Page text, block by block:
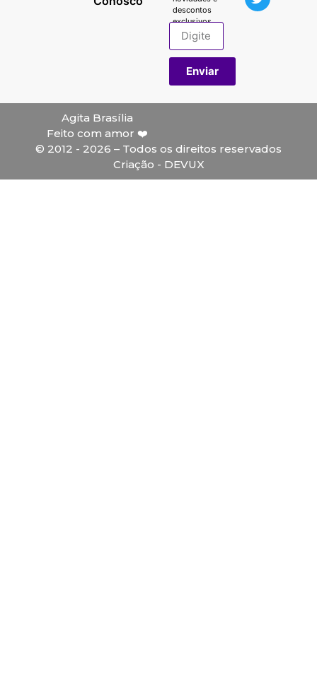
descontos
exclusivos.
Enviar
Agita Brasília
Feito com amor ❤️
© 2012 - 2026 – Todos os direitos reservados
Criação - DEVUX